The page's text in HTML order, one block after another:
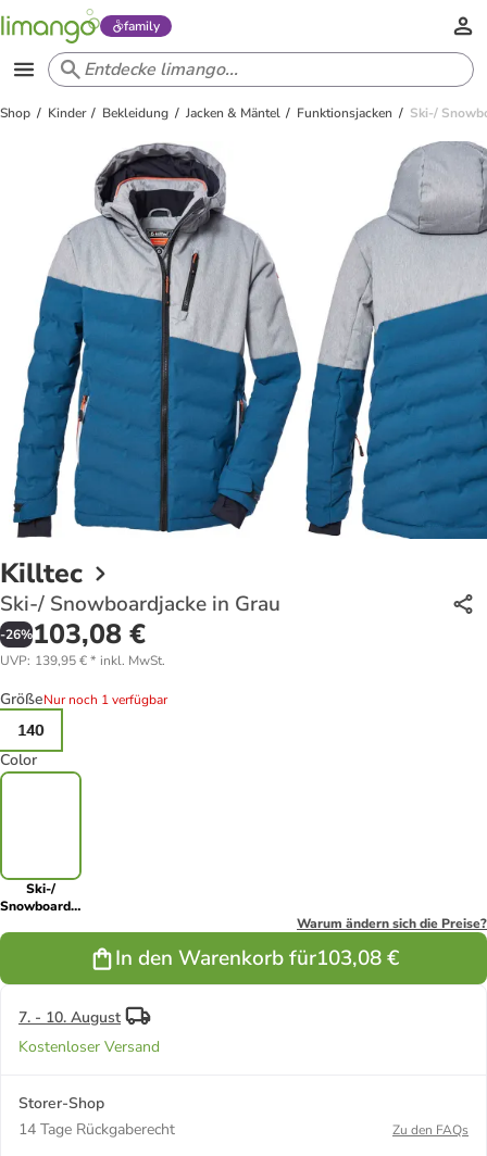
family
Shop Kinder Bekleidung Jacken & Mäntel Funktionsjacken Ski-/
Killtec
Ski-/ Snowboardjacke in Grau
-26%103,08 €
UVP: 139,95 €* inkl. MwSt.
GrößeNur noch 1 verfügbar
140
Color
Ski-/
Snowboardjacke
Warum ändern sich die Preise?
In den Warenkorb für103,08 €
7. - 10. August
Kostenloser Versand
Storer-Shop
14 Tage Rückgaberecht
Zu den FAQs